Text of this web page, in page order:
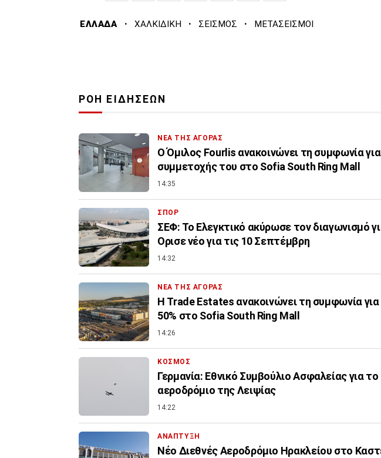
ΕΛΛΑΔΑ · ΧΑΛΚΙΔΙΚΗ · ΣΕΙΣΜΟΣ · ΜΕΤΑΣΕΙΣΜΟΙ
ΡΟΗ ΕΙΔΗΣΕΩΝ
ΝΕΑ ΤΗΣ ΑΓΟΡΑΣ
Ο Όμιλος Fourlis ανακοινώνει τη συμφωνία
συμμετοχής του στο Sofia South Ring Mall
14:35
ΣΠΟΡ
ΣΕΦ: Το Ελεγκτικό ακύρωσε τον διαγωνισμό
Ορισε νέο για τις 10 Σεπτέμβρη
14:32
ΝΕΑ ΤΗΣ ΑΓΟΡΑΣ
Η Trade Estates ανακοινώνει τη συμφωνία
50% στο Sofia South Ring Mall
14:26
ΚΟΣΜΟΣ
Γερμανία: Εθνικό Συμβούλιο Ασφαλείας για
αεροδρόμιο της Λειψίας
14:22
ΑΝΑΠΤΥΞΗ
Νέο Διεθνές Αεροδρόμιο Ηρακλείου στο